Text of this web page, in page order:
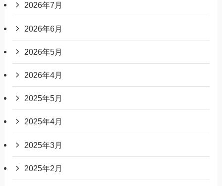
2026年7月
2026年6月
2026年5月
2026年4月
2025年5月
2025年4月
2025年3月
2025年2月